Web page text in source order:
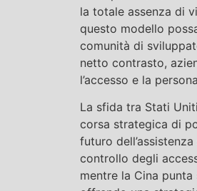
la totale assenza di
questo modello
comunità di
netto contrasto,
l’accesso e la
La sfida tra Stati
corsa strategica di
futuro
controllo degli
mentre la Cina